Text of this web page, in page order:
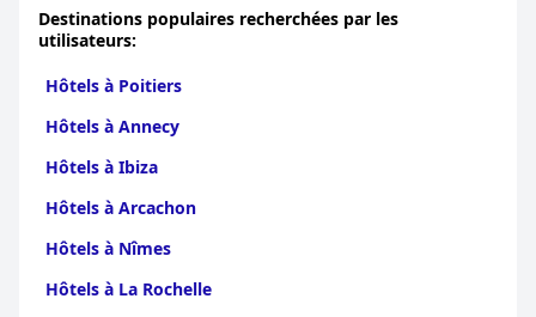
Destinations populaires recherchées par les
utilisateurs:
Hôtels à Poitiers
Hôtels à Annecy
Hôtels à Ibiza
Hôtels à Arcachon
Hôtels à Nîmes
Hôtels à La Rochelle